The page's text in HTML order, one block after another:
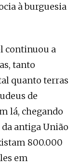
à burguesia
continuou a
tanto
quanto terras
de
lá, chegando
da antiga União
800.000
em